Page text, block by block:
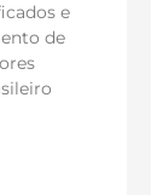
e
de